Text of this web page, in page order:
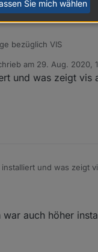
bezüglich VIS
info
(4393)
am 29. Aug. 2020,
editiert von
und was zeigt vis
und was zeigt
auch höher
Sie mich wählen